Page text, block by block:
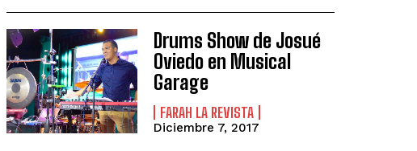
Drums Show de Josué
Oviedo en Musical
Garage
FARAH LA REVISTA
Diciembre 7, 2017